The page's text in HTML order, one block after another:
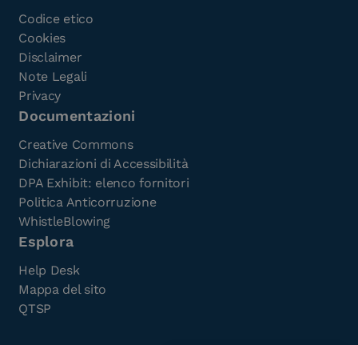
Codice etico
Cookies
Disclaimer
Note Legali
Privacy
Documentazioni
Creative Commons
Dichiarazioni di Accessibilità
DPA Exhibit: elenco fornitori
Politica Anticorruzione
WhistleBlowing
Esplora
Help Desk
Mappa del sito
QTSP